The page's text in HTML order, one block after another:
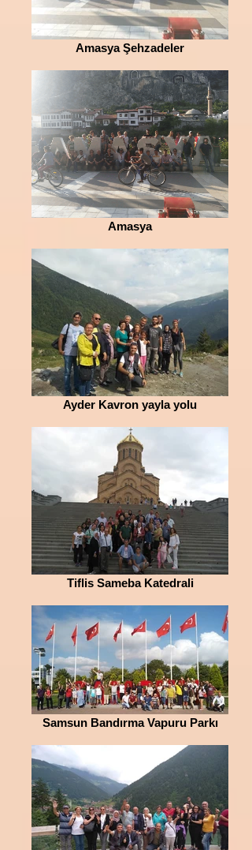
Amasya Şehzadeler
Amasya
Ayder Kavron yayla yolu
Tiflis Sameba Katedrali
Samsun Bandırma Vapuru Parkı